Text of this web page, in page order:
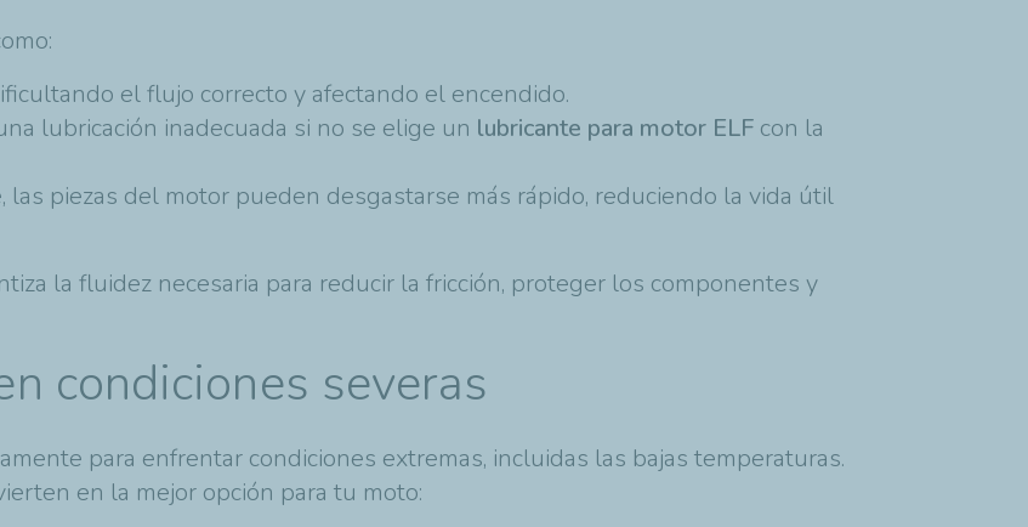
el flujo correcto y afectando el encendido.
lubricación inadecuada si no se elige un lubricante para motor ELF con la
las piezas del motor pueden desgastarse más rápido, reduciendo la vida útil
la fluidez necesaria para reducir la fricción, proteger los componentes y
condiciones severas
para enfrentar condiciones extremas, incluidas las bajas temperaturas.
en la mejor opción para tu moto: